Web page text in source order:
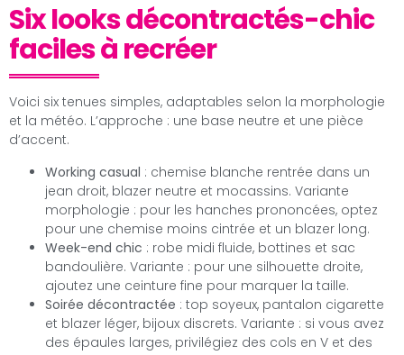
Six looks décontractés-chic
faciles à recréer
Voici six tenues simples, adaptables selon la morphologie
et la météo. L’approche : une base neutre et une pièce
d’accent.
Working casual : chemise blanche rentrée dans un
jean droit, blazer neutre et mocassins. Variante
morphologie : pour les hanches prononcées, optez
pour une chemise moins cintrée et un blazer long.
Week-end chic : robe midi fluide, bottines et sac
bandoulière. Variante : pour une silhouette droite,
ajoutez une ceinture fine pour marquer la taille.
Soirée décontractée : top soyeux, pantalon cigarette
et blazer léger, bijoux discrets. Variante : si vous avez
des épaules larges, privilégiez des cols en V et des